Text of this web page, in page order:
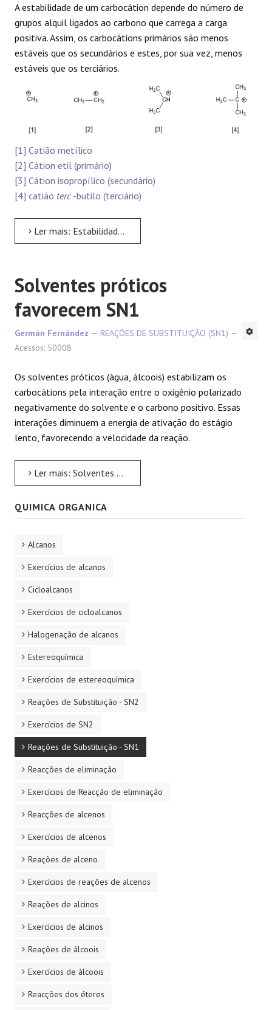
A estabilidade de um carbocátion depende do número de
grupos alquil ligados ao carbono que carrega a carga
positiva. Assim, os carbocátions primários são menos
estáveis que os secundários e estes, por sua vez, menos
estáveis que os terciários.
[1] Catião metílico
[2] Cátion etil (primário)
[3] Cátion isopropílico (secundário)
[4] catião terc -butilo (terciário)
Ler mais: Estabilidade do carbocátion
Solventes próticos
favorecem SN1
Germán Fernández
REAÇÕES DE SUBSTITUIÇÃO (SN1)
Acessos: 50008
Os solventes próticos (água, álcoois) estabilizam os
carbocátions pela interação entre o oxigênio polarizado
negativamente do solvente e o carbono positivo. Essas
interações diminuem a energia de ativação do estágio
lento, favorecendo a velocidade da reação.
Ler mais: Solventes próticos favorecem SN1
QUIMICA ORGANICA
Alcanos
Exercícios de alcanos
Cicloalcanos
Exercícios de cicloalcanos
Halogenação de alcanos
Estereoquímica
Exercícios de estereoquímica
Reações de Substituição - SN2
Exercícios de SN2
Reações de Substituição - SN1
Reacções de eliminação
Exercícios de Reacção de eliminação
Reacções de alcenos
Exercícios de alcenos
Reações de alceno
Exercícios de reações de alcenos
Reações de alcinos
Exercícios de alcinos
Reações de álcoois
Exercícios de álcoois
Reacções dos éteres